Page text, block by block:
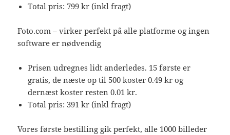
Total pris: 799 kr (inkl fragt)
Foto.com – virker perfekt på alle platforme og ingen
software er nødvendig
Prisen udregnes lidt anderledes. 15 første er
gratis, de næste op til 500 koster 0.49 kr og
dernæst koster resten 0.01 kr.
Total pris: 391 kr (inkl fragt)
Vores første bestilling gik perfekt, alle 1000 billeder